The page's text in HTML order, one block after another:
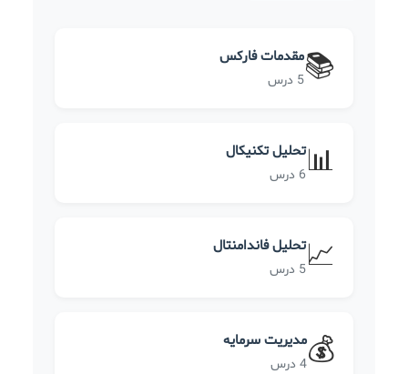
📚مقدمات فارکس
5 درس
📊تحلیل تکنیکال
6 درس
📈تحلیل فاندامنتال
5 درس
💰مدیریت سرمایه
4 درس